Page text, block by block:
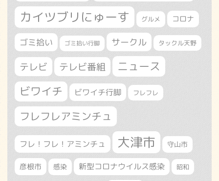
カイツブリにゅーす グルメ コロナ
ゴミ拾い ゴミ拾い行脚 サークル タックル天野
テレビ テレビ番組 ニュース
ビワイチ ビワイチ行脚 フレフレ
フレフレアミンチュ
フレ！フレ！アミンチュ 大津市 守山市
彦根市 感染 新型コロナウイルス感染 昭和